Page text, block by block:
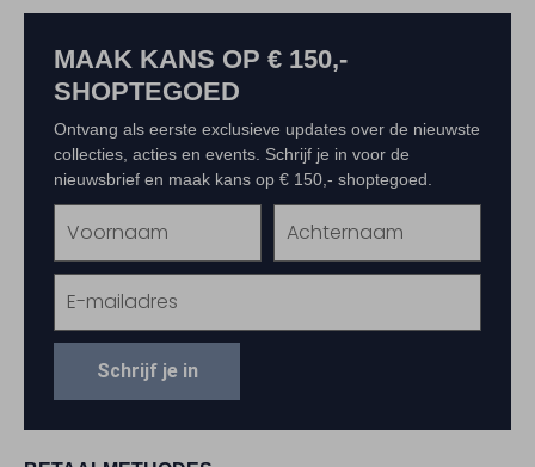
MAAK KANS OP € 150,-
SHOPTEGOED
Ontvang als eerste exclusieve updates over de nieuwste
collecties, acties en events. Schrijf je in voor de
nieuwsbrief en maak kans op € 150,- shoptegoed.
Schrijf je in